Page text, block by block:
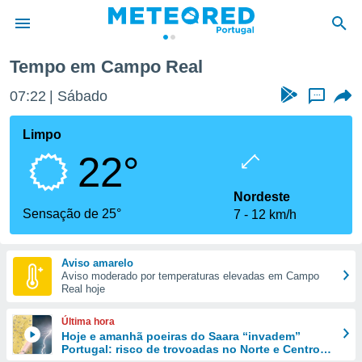
da
foi
fornecidas
a este
das
e
forma
digital
Tempo em Campo Real
07:22 Sábado ...
Limpo
22°
Sensação de 25°
Nordeste
7
12 km/h
Aviso amarelo
Aviso moderado por temperaturas elevadas em Campo
Real hoje
Última hora
Hoje e amanhã poeiras do Saara “invadem”
Portugal: risco de trovoadas no Norte e Centro